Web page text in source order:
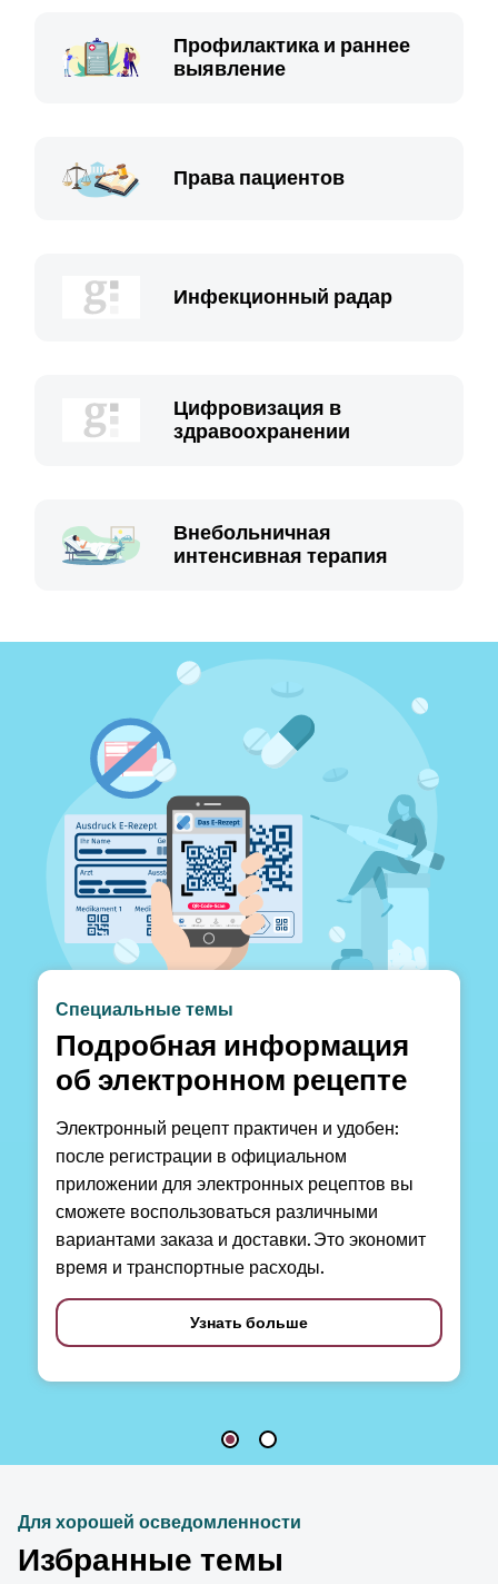
Профилактика и раннее
выявление
Права пациентов
Инфекционный радар
Цифровизация в
здравоохранении
Внебольничная
интенсивная терапия
Специальные темы
Подробная информация
об электронном рецепте
Электронный рецепт практичен и удобен:
после регистрации в официальном
приложении для электронных рецептов вы
сможете воспользоваться различными
вариантами заказа и доставки. Это экономит
время и транспортные расходы.
Узнать больше
Для хорошей осведомленности
Избранные темы